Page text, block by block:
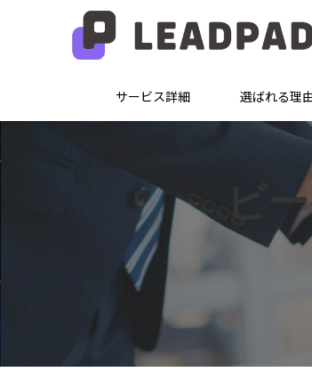
サービス詳細 選ばれる理
ビ